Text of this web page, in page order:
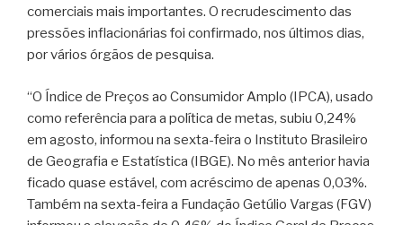
comerciais mais importantes. O recrudescimento das
pressões inflacionárias foi confirmado, nos últimos dias,
por vários órgãos de pesquisa.
“O Índice de Preços ao Consumidor Amplo (IPCA), usado
como referência para a política de metas, subiu 0,24%
em agosto, informou na sexta-feira o Instituto Brasileiro
de Geografia e Estatística (IBGE). No mês anterior havia
ficado quase estável, com acréscimo de apenas 0,03%.
Também na sexta-feira a Fundação Getúlio Vargas (FGV)